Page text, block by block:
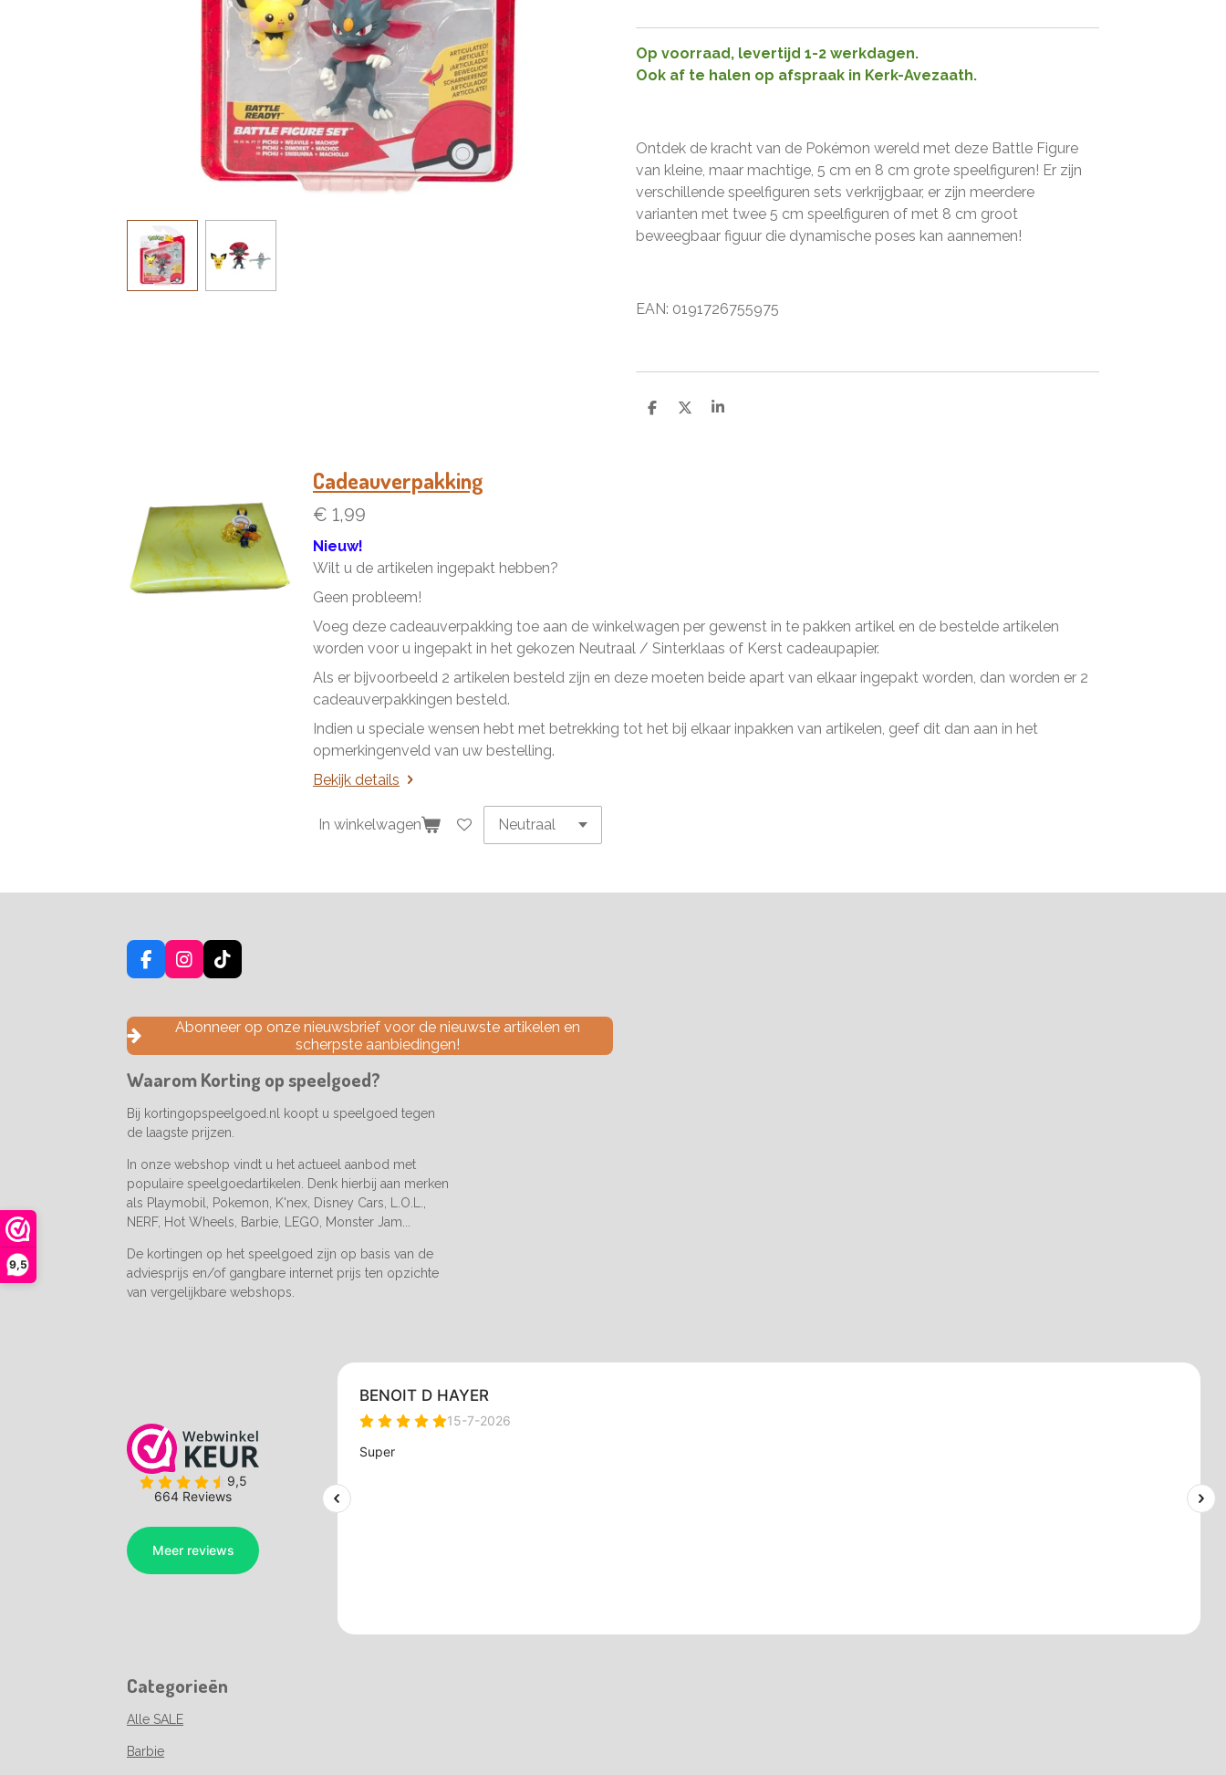
9,5
Op voorraad, levertijd 1-2 werkdagen.
Ook af te halen op afspraak in Kerk-Avezaath.
Ontdek de kracht van de Pokémon wereld met deze Battle Figure
van kleine, maar machtige, 5 cm en 8 cm grote speelfiguren! Er zijn
verschillende speelfiguren sets verkrijgbaar, er zijn meerdere
varianten met twee 5 cm speelfiguren of met 8 cm groot
beweegbaar figuur die dynamische poses kan aannemen!
EAN: 0191726755975
D
D
S
Cadeauverpakking
€ 1,99
Nieuw!
Wilt u de artikelen ingepakt hebben?
Geen probleem!
Voeg deze cadeauverpakking toe aan de winkelwagen per gewenst in te pakken artikel en de bestelde artikelen
worden voor u ingepakt in het gekozen Neutraal / Sinterklaas of Kerst cadeaupapier.
Als er bijvoorbeeld 2 artikelen besteld zijn en deze moeten beide apart van elkaar ingepakt worden, dan worden er 2
cadeauverpakkingen besteld.
Indien u speciale wensen hebt met betrekking tot het bij elkaar inpakken van artikelen, geef dit dan aan in het
opmerkingenveld van uw bestelling.
Bekijk details
In winkelwagen
F
a
e
o
k
I
n
t
a
g
a
T
i
T
o
k
Abonneer op onze nieuwsbrief voor de nieuwste artikelen en
scherpste aanbiedingen!
Waarom Korting op speelgoed?
Bij kortingopspeelgoed.nl koopt u speelgoed tegen
de laagste prijzen.
In onze webshop vindt u het actueel aanbod met
populaire speelgoedartikelen. Denk hierbij aan merken
als Playmobil, Pokemon, K'nex, Disney Cars, L.O.L.,
NERF, Hot Wheels, Barbie, LEGO, Monster Jam...
De kortingen op het speelgoed zijn op basis van de
adviesprijs en/of gangbare internet prijs ten opzichte
van vergelijkbare webshops.
Categorieën
Alle SALE
Barbie